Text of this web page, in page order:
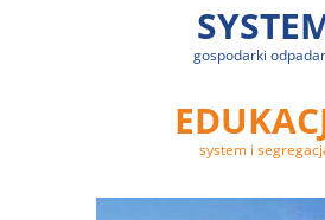
gospodarki
system i